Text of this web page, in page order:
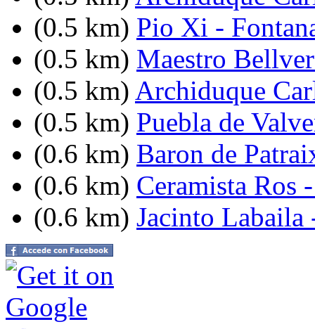
(0.5 km) Pio Xi -
(0.5 km) Maestro
(0.5 km) Archiduque
(0.5 km) Puebla de
(0.6 km) Baron de
(0.6 km) Ceramista Ros
(0.6 km) Jacinto